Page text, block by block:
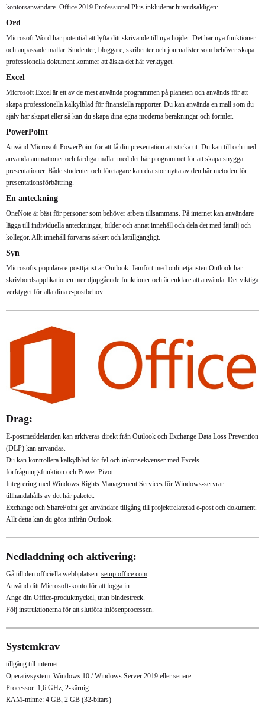
kontorsanvändare. Office 2019 Professional Plus inkluderar huvudsakligen:
Ord
Microsoft Word har potential att lyfta ditt skrivande till nya höjder. Det har nya funktioner
och anpassade mallar. Studenter, bloggare, skribenter och journalister som behöver skapa
professionella dokument kommer att älska det här verktyget.
Excel
Microsoft Excel är ett av de mest använda programmen på planeten och används för att
skapa professionella kalkylblad för finansiella rapporter. Du kan använda en mall som du
själv har skapat eller så kan du skapa dina egna moderna beräkningar och formler.
PowerPoint
Använd Microsoft PowerPoint för att få din presentation att sticka ut. Du kan till och med
använda animationer och färdiga mallar med det här programmet för att skapa snygga
presentationer. Både studenter och företagare kan dra stor nytta av den här metoden för
presentationsförbättring.
En anteckning
OneNote är bäst för personer som behöver arbeta tillsammans. På internet kan användare
lägga till individuella anteckningar, bilder och annat innehåll och dela det med familj och
kollegor. Allt innehåll förvaras säkert och lättillgängligt.
Syn
Microsofts populära e-posttjänst är Outlook. Jämfört med onlinetjänsten Outlook har
skrivbordsapplikationen mer djupgående funktioner och är enklare att använda. Det viktiga
verktyget för alla dina e-postbehov.
Drag:
E-postmeddelanden kan arkiveras direkt från Outlook och Exchange Data Loss Prevention
(DLP) kan användas.
Du kan kontrollera kalkylblad för fel och inkonsekvenser med Excels
förfrågningsfunktion och Power Pivot.
Integrering med Windows Rights Management Services för Windows-servrar
tillhandahålls av det här paketet.
Exchange och SharePoint ger användare tillgång till projektrelaterad e-post och dokument.
Allt detta kan du göra inifrån Outlook.
Nedladdning och aktivering:
Gå till den officiella webbplatsen: setup.office.com
Använd ditt Microsoft-konto för att logga in.
Ange din Office-produktnyckel, utan bindestreck.
Följ instruktionerna för att slutföra inlösenprocessen.
Systemkrav
tillgång till internet
Operativsystem: Windows 10 / Windows Server 2019 eller senare
Processor: 1,6 GHz, 2-kärnig
RAM-minne: 4 GB, 2 GB (32-bitars)